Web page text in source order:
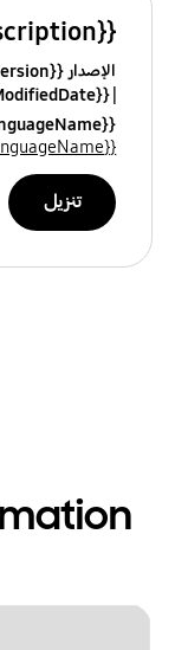
{{file.description}}
الإصدار {{file.fileVersion}}
{{file.fileModifiedDate}}
{{file.languageName}}
{{file.languageName}}
تنزيل